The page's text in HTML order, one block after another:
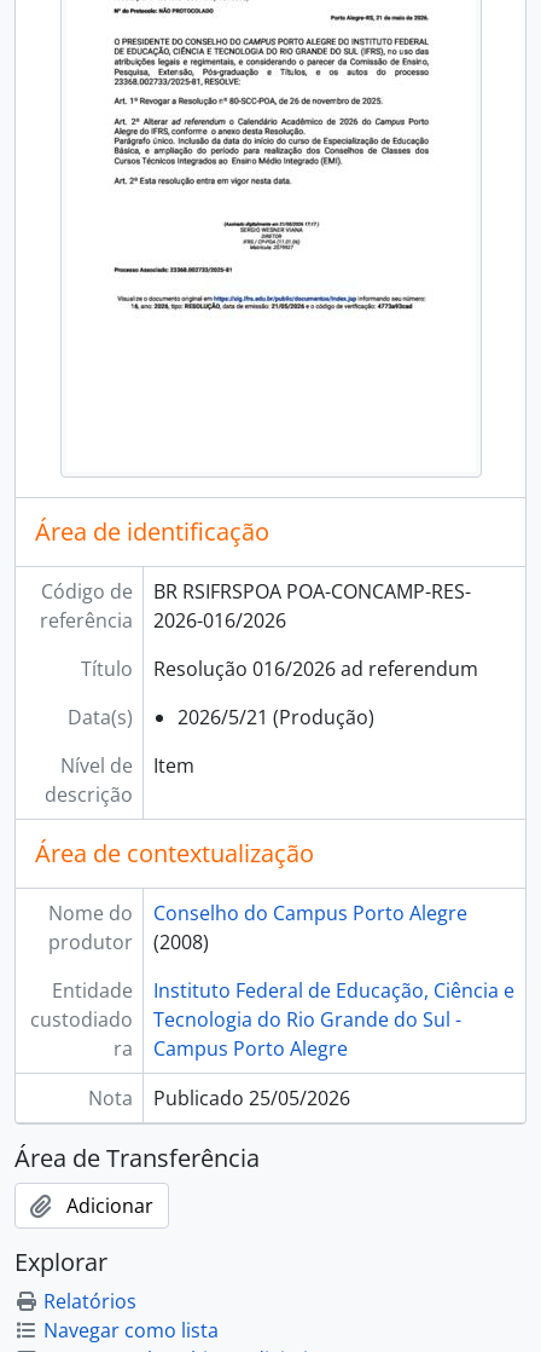
Área de identificação
Código de
referência
BR RSIFRSPOA POA-CONCAMP-RES-
2026-016/2026
Título
Resolução 016/2026 ad referendum
Data(s)
2026/5/21 (Produção)
Nível de
descrição
Item
Área de contextualização
Nome do
produtor
Conselho do Campus Porto Alegre
(2008)
Entidade
custodiado
ra
Instituto Federal de Educação, Ciência e
Tecnologia do Rio Grande do Sul -
Campus Porto Alegre
Nota
Publicado 25/05/2026
Área de Transferência
Adicionar
Explorar
Relatórios
Navegar como lista